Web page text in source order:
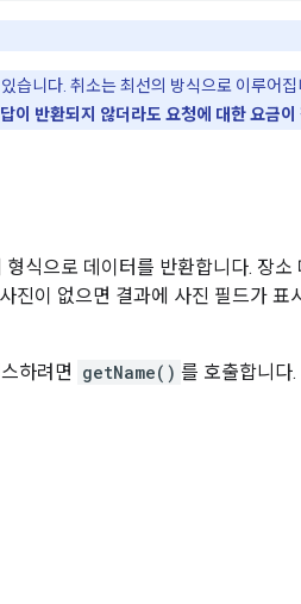
습니다. 취소는 최선의 방식으로 이루어집
이 반환되지 않더라도 요청에 대한 요금
형식으로 데이터를 반환합니다. 장소
진이 없으면 결과에 사진 필드가 표
하려면 getName() 를 호출합니다.